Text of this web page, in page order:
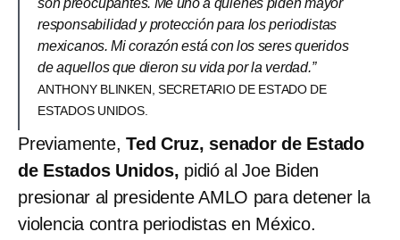
son preocupantes. Me uno a quienes piden mayor
responsabilidad y protección para los periodistas
mexicanos. Mi corazón está con los seres queridos
de aquellos que dieron su vida por la verdad.”
ANTHONY BLINKEN, SECRETARIO DE ESTADO DE
ESTADOS UNIDOS.
Previamente, Ted Cruz, senador de Estado
de Estados Unidos, pidió al Joe Biden
presionar al presidente AMLO para detener la
violencia contra periodistas en México.